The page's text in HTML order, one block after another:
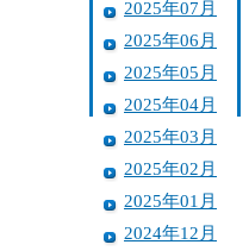
2025年07月
2025年06月
2025年05月
2025年04月
2025年03月
2025年02月
2025年01月
2024年12月